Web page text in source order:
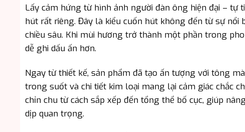
Lấy cảm hứng từ hình ảnh người đàn ông hiện đại –
hút rất riêng. Đây là kiểu cuốn hút không đến từ sự nổi
chiều sâu. Khi mùi hương trở thành một phần trong
dễ ghi dấu ấn hơn.
Ngay từ thiết kế, sản phẩm đã tạo ấn tượng với tông
trong suốt và chi tiết kim loại mang lại cảm giác chắc
chỉn chu từ cách sắp xếp đến tổng thể bố cục, giúp
dịp quan trọng.